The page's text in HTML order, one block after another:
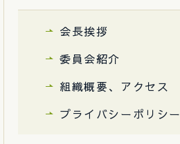
会長挨拶
委員会紹介
組織概要、アクセス
プライバシーポリシー